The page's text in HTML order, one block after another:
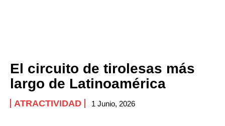
El circuito de tirolesas más
largo de Latinoamérica
ATRACTIVIDAD 1 Junio, 2026